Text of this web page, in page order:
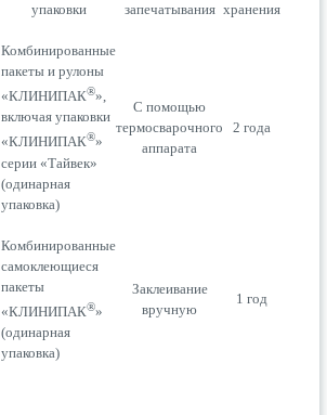
упаковки
запечатывания хранения
Комбинированные
пакеты и рулоны
«КЛИНИПАК®»,
включая упаковки
«КЛИНИПАК®»
серии «Тайвек»
(одинарная
упаковка)
С помощью
термосварочного
аппарата
2 года
Комбинированные
самоклеющиеся
пакеты
«КЛИНИПАК®»
(одинарная
упаковка)
Заклеивание
вручную
1 год